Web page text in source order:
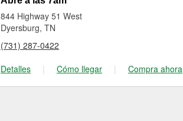
844 Highway 51 West
Dyersburg, TN
(731) 287-0422
Detalles
| Cómo llegar | Compra ahora